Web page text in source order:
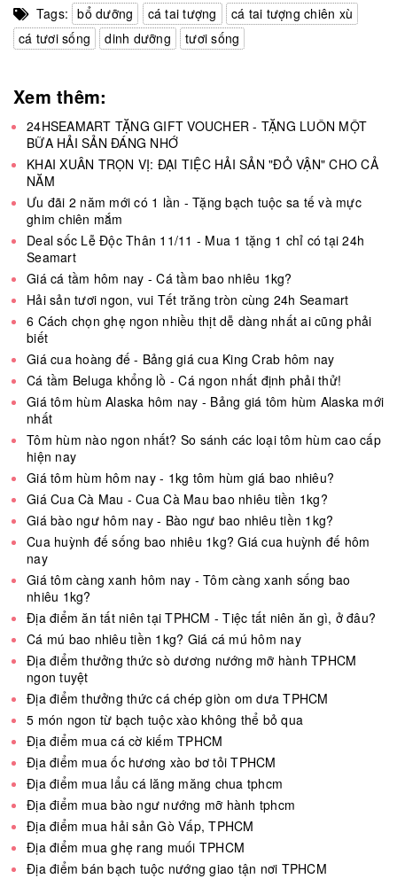
Tags: bổ dưỡng cá tai tượng
cá tai tượng chiên xù
cá tươi sống
dinh dưỡng tươi sống
Xem thêm:
24HSEAMART TẶNG GIFT VOUCHER - TẶNG LUÔN MỘT
BỮA HẢI SẢN ĐÁNG NHỚ
KHAI XUÂN TRỌN VỊ: ĐẠI TIỆC HẢI SẢN "ĐỎ VẬN" CHO CẢ
NĂM
Ưu đãi 2 năm mới có 1 lần - Tặng bạch tuộc sa tế và mực
ghim chiên mắm
Deal sốc Lễ Độc Thân 11/11 - Mua 1 tặng 1 chỉ có tại 24h
Seamart
Giá cá tầm hôm nay - Cá tầm bao nhiêu 1kg?
Hải sản tươi ngon, vui Tết trăng tròn cùng 24h Seamart
6 Cách chọn ghẹ ngon nhiều thịt dễ dàng nhất ai cũng phải
biết
Giá cua hoàng đế - Bảng giá cua King Crab hôm nay
Cá tầm Beluga khổng lồ - Cá ngon nhất định phải thử!
Giá tôm hùm Alaska hôm nay - Bảng giá tôm hùm Alaska mới
nhất
Tôm hùm nào ngon nhất? So sánh các loại tôm hùm cao cấp
hiện nay
Giá tôm hùm hôm nay - 1kg tôm hùm giá bao nhiêu?
Giá Cua Cà Mau - Cua Cà Mau bao nhiêu tiền 1kg?
Giá bào ngư hôm nay - Bào ngư bao nhiêu tiền 1kg?
Cua huỳnh đế sống bao nhiêu 1kg? Giá cua huỳnh đế hôm
nay
Giá tôm càng xanh hôm nay - Tôm càng xanh sống bao
nhiêu 1kg?
Địa điểm ăn tất niên tại TPHCM - Tiệc tất niên ăn gì, ở đâu?
Cá mú bao nhiêu tiền 1kg? Giá cá mú hôm nay
Địa điểm thưởng thức sò dương nướng mỡ hành TPHCM
ngon tuyệt
Địa điểm thưởng thức cá chép giòn om dưa TPHCM
5 món ngon từ bạch tuộc xào không thể bỏ qua
Địa điểm mua cá cờ kiếm TPHCM
Địa điểm mua ốc hương xào bơ tỏi TPHCM
Địa điểm mua lẩu cá lăng măng chua tphcm
Địa điểm mua bào ngư nướng mỡ hành tphcm
Địa điểm mua hải sản Gò Vấp, TPHCM
Địa điểm mua ghẹ rang muối TPHCM
Địa điểm bán bạch tuộc nướng giao tận nơi TPHCM